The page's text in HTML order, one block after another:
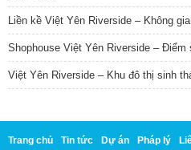
Liền kề Việt Yên Riverside – Không
Shophouse Việt Yên Riverside –
Việt Yên Riverside – Khu đô thị sinh
Trang chủ Tin tức Dự án Pháp lý